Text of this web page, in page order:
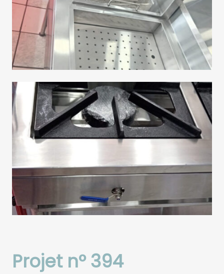
Projet n° 394